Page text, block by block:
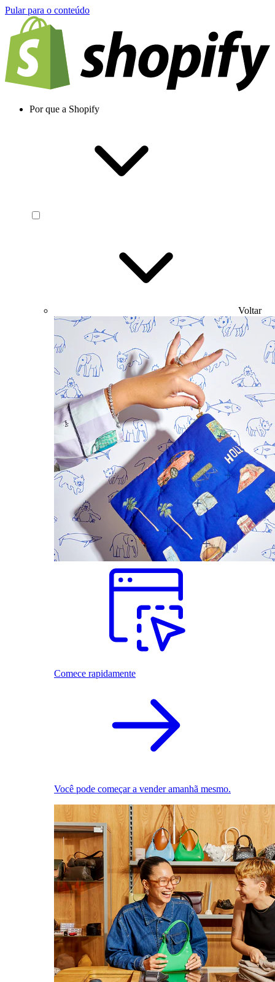
Pular para o conteúdo
Por que a Shopify
Voltar
Comece rapidamente
Você pode começar a vender amanhã mesmo.